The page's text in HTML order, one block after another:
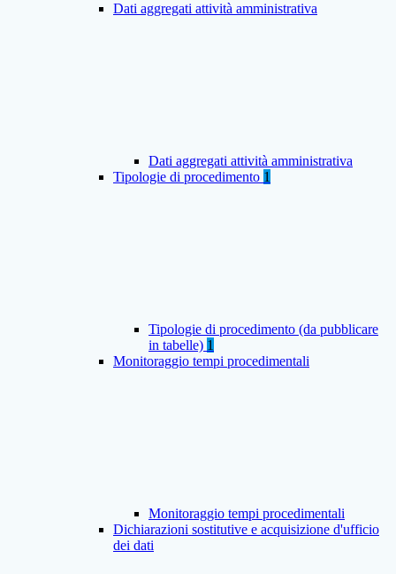
Dati aggregati attività amministrativa
Dati aggregati attività amministrativa
Tipologie di procedimento 1
Tipologie di procedimento (da pubblicare
in tabelle) 1
Monitoraggio tempi procedimentali
Monitoraggio tempi procedimentali
Dichiarazioni sostitutive e acquisizione d'ufficio
dei dati